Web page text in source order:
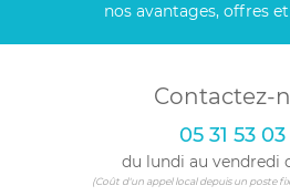
nos avantages, offres
Contactez-
05 31 53
du lundi au vendredi
(Coût d'un appel local depuis un poste